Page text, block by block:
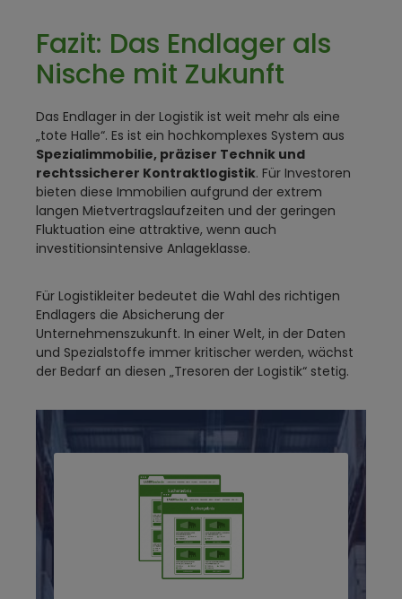
Fazit: Das Endlager als
Nische mit Zukunft
Das Endlager in der Logistik ist weit mehr als eine
„tote Halle“. Es ist ein hochkomplexes System aus
Spezialimmobilie, präziser Technik und
rechtssicherer Kontraktlogistik. Für Investoren
bieten diese Immobilien aufgrund der extrem
langen Mietvertragslaufzeiten und der geringen
Fluktuation eine attraktive, wenn auch
investitionsintensive Anlageklasse.
Für Logistikleiter bedeutet die Wahl des richtigen
Endlagers die Absicherung der
Unternehmenszukunft. In einer Welt, in der Daten
und Spezialstoffe immer kritischer werden, wächst
der Bedarf an diesen „Tresoren der Logistik“ stetig.